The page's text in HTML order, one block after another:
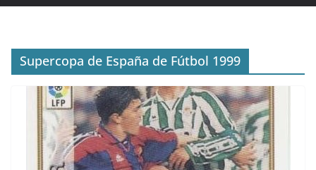
Supercopa de España de Fútbol 1999